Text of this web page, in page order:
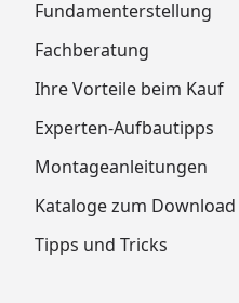
Fundamenterstellung
Fachberatung
Ihre Vorteile beim Kauf
Experten-Aufbautipps
Montageanleitungen
Kataloge zum Download
Tipps und Tricks